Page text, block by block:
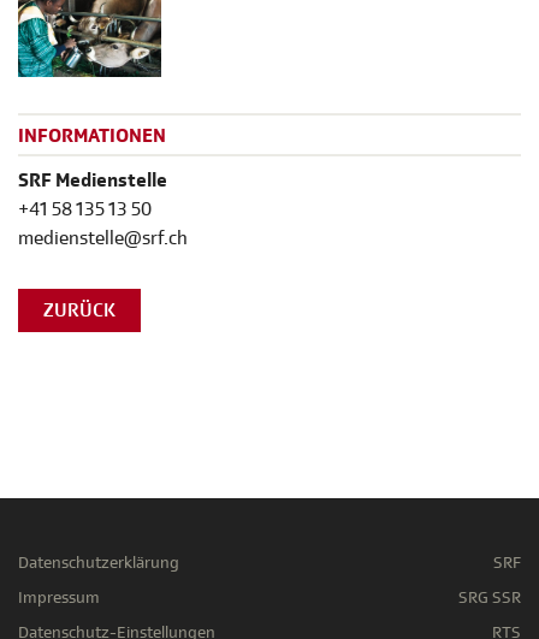
INFORMATIONEN
SRF Medienstelle
+41 58 135 13 50
medienstelle@srf.ch
ZURÜCK
Datenschutzerklärung
Impressum
Datenschutz-Einstellungen
SRF
SRG SSR
RTS